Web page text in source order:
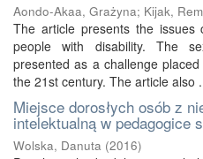
Aondo-Akaa, Grażyna; Kijak,
The article presents the issues
people with disability. The
presented as a challenge
the 21st century. The article also
Miejsce dorosłych osób z
intelektualną w pedagogice
Wolska, Danuta (2016)